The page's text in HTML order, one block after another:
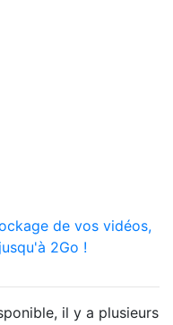
de vos vidéos,
2Go !
il y a plusieurs